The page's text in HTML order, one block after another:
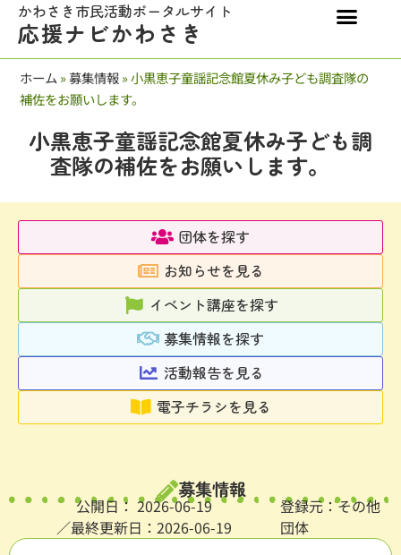
かわさき市民活動ポータルサイト
応援ナビかわさき
ホーム »募集情報»小黒恵子童謡記念館夏休み子ども調査隊の
補佐をお願いします。
小黒恵子童謡記念館夏休み子ども調
査隊の補佐をお願いします。
団体を探す
お知らせを見る
イベント講座を探す
募集情報を探す
活動報告を見る
電子チラシを見る
募集情報
公開日： 2026-06-19
／最終更新日：2026-06-19
登録元：その他
団体